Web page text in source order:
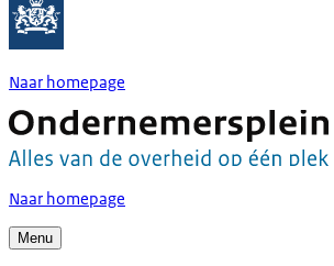
Naar homepage
Naar homepage
Menu